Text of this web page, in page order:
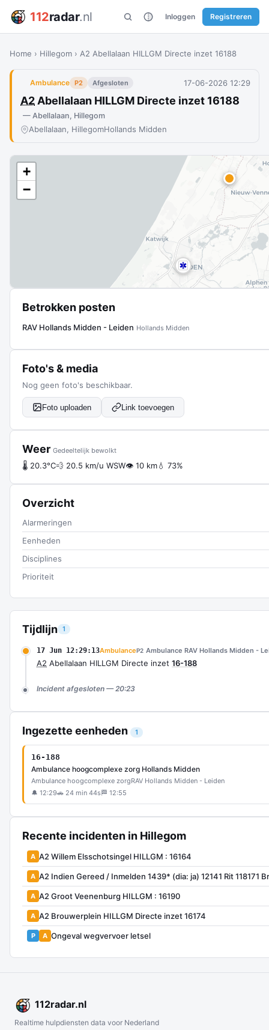
112radar.nl Inloggen Registreren
Home › Hillegom › A2 Abellalaan HILLGM Directe inzet 16188
Ambulance P2 Afgesloten 17-06-2026 12:29
A2 Abellalaan HILLGM Directe inzet 16188
— Abellalaan, Hillegom
Abellalaan, HillegomHollands Midden
Tijdlijn 1
17 Jun 12:29:13AmbulanceP2 Ambulance RAV Hollands Midden -
A2 Abellalaan HILLGM Directe inzet 16-188
Incident afgesloten — 20:23
Ingezette eenheden 1
16-188
Ambulance hoogcomplexe zorg Hollands Midden
Ambulance hoogcomplexe zorgRAV Hollands Midden - Leiden
🔔 12:29🚗 24 min 44s 🏁 12:55
Recente incidenten in Hillegom
A A2 Willem Elsschotsingel HILLGM : 16164
A A2 Indien Gereed / Inmelden 1439* (dia: ja) 12141 Rit 118171
A A2 Groot Veenenburg HILLGM : 16190
A A2 Brouwerplein HILLGM Directe inzet 16174
P A Ongeval wegvervoer letsel
+
−
Betrokken posten
RAV Hollands Midden - Leiden Hollands Midden
Foto's & media
Nog geen foto's beschikbaar.
Foto uploaden Link toevoegen
Weer Gedeeltelijk bewolkt
🌡 20.3°C💨 20.5 km/u WSW👁 10 km💧 73%
Overzicht
Alarmeringen
Eenheden
Disciplines
Prioriteit
112radar.nl
Realtime hulpdiensten data voor Nederland